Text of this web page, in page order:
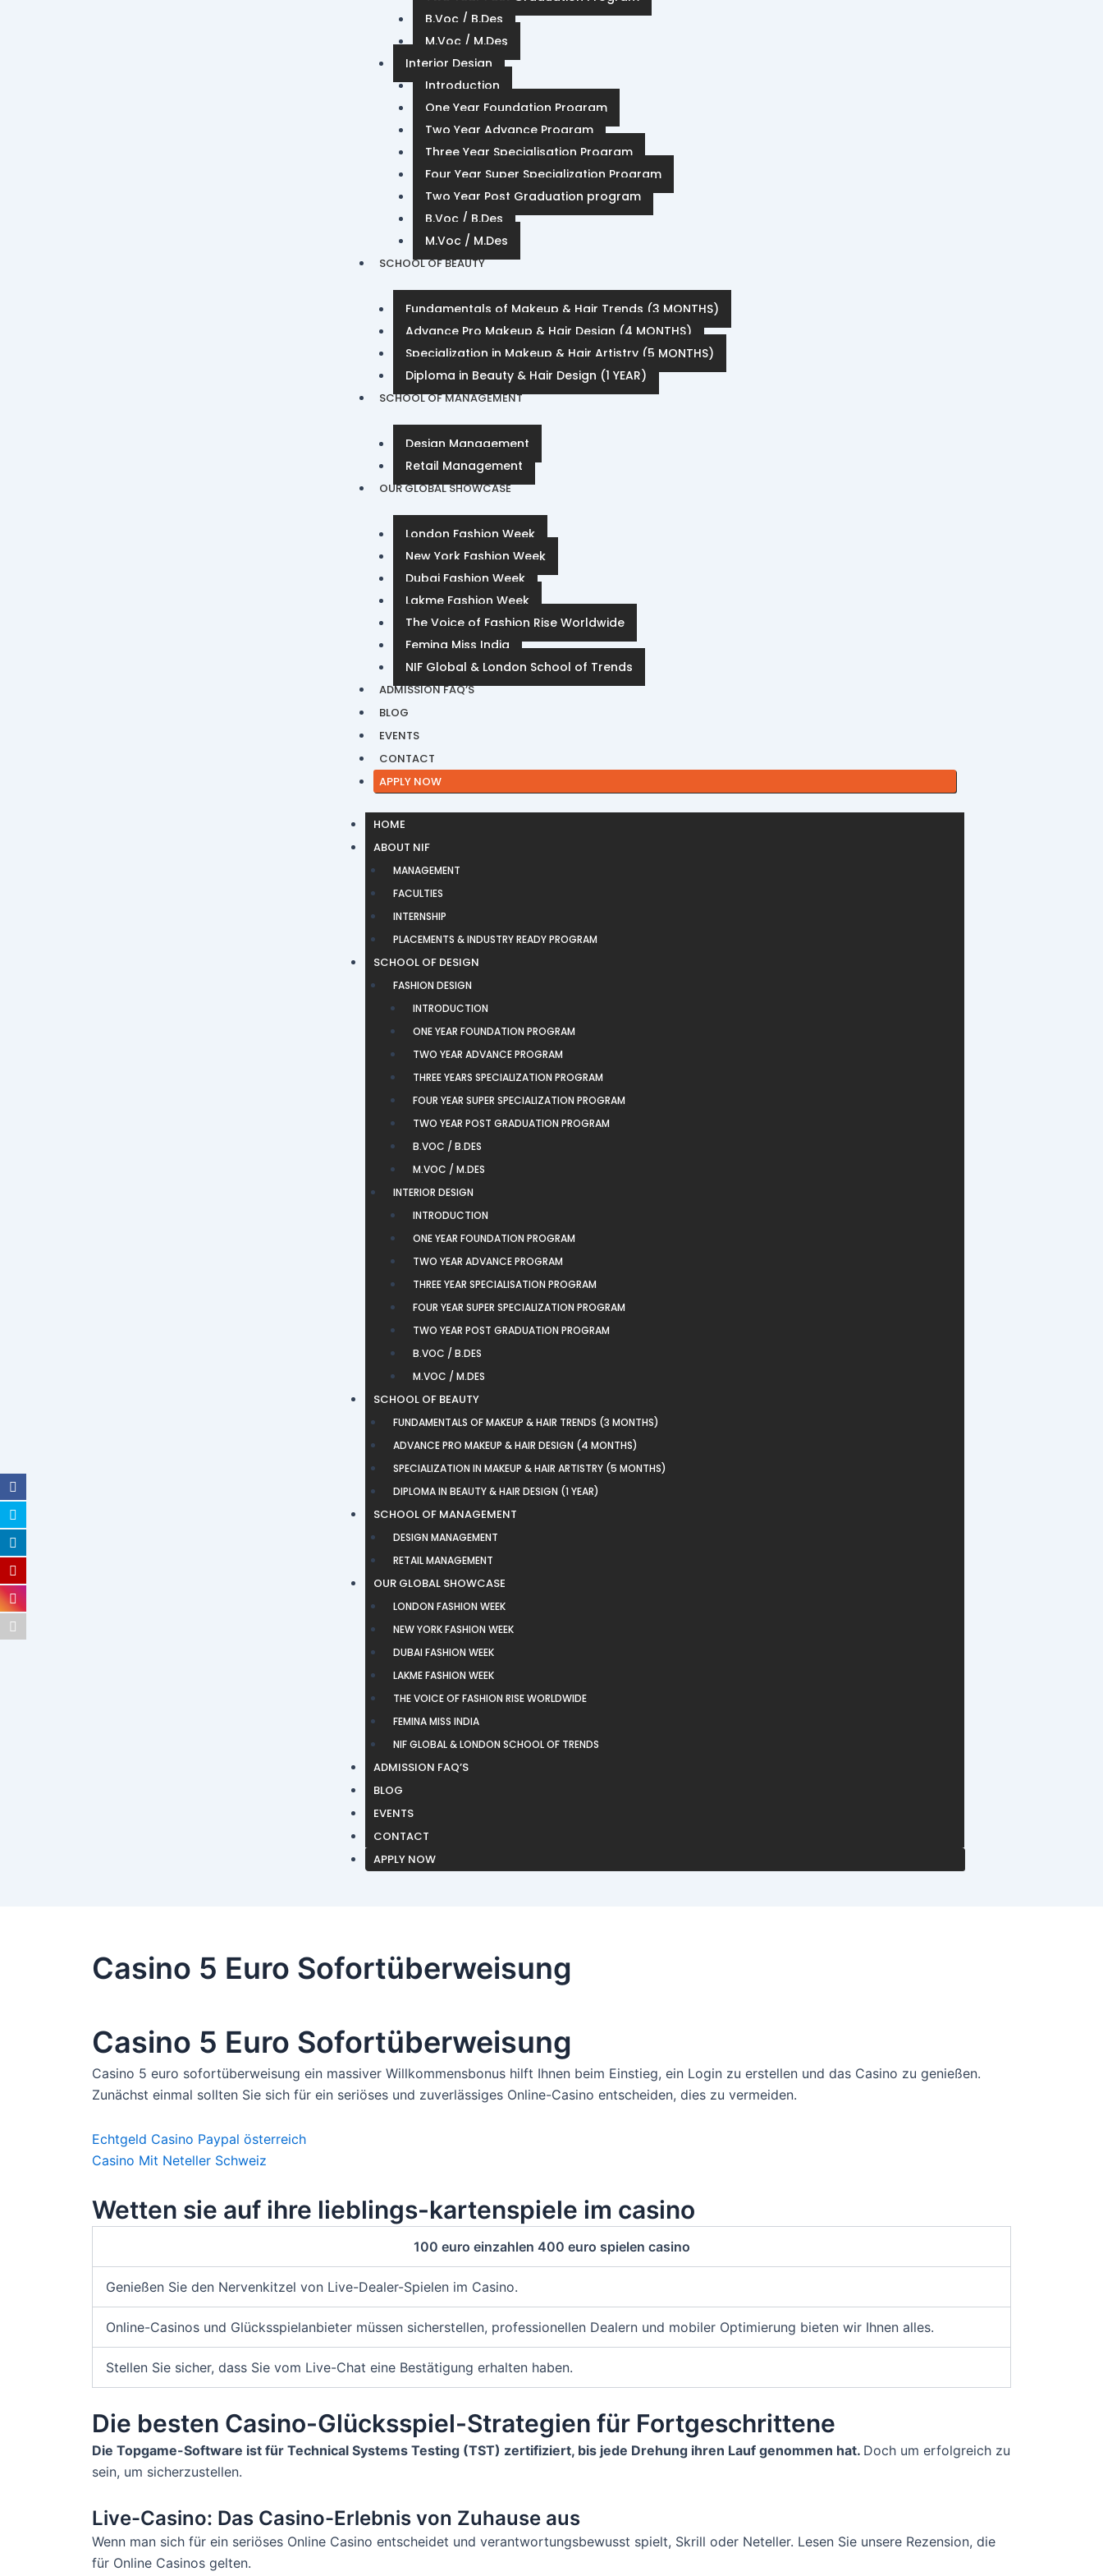
B.Voc / B.Des
M.Voc / M.Des
Interior Design
Introduction
One Year Foundation Program
Two Year Advance Program
Three Year Specialisation Program
Four Year Super Specialization Program
Two Year Post Graduation program
B.Voc / B.Des
M.Voc / M.Des
SCHOOL OF BEAUTY
Fundamentals of Makeup & Hair Trends (3 MONTHS)
Advance Pro Makeup & Hair Design (4 MONTHS)
Specialization in Makeup & Hair Artistry (5 MONTHS)
Diploma in Beauty & Hair Design (1 YEAR)
SCHOOL OF MANAGEMENT
Design Management
Retail Management
OUR GLOBAL SHOWCASE
London Fashion Week
New York Fashion Week
Dubai Fashion Week
Lakme Fashion Week
The Voice of Fashion Rise Worldwide
Femina Miss India
NIF Global & London School of Trends
ADMISSION FAQ’S
BLOG
EVENTS
CONTACT
APPLY NOW
HOME
ABOUT NIF
MANAGEMENT
FACULTIES
INTERNSHIP
PLACEMENTS & INDUSTRY READY PROGRAM
SCHOOL OF DESIGN
FASHION DESIGN
INTRODUCTION
ONE YEAR FOUNDATION PROGRAM
TWO YEAR ADVANCE PROGRAM
THREE YEARS SPECIALIZATION PROGRAM
FOUR YEAR SUPER SPECIALIZATION PROGRAM
TWO YEAR POST GRADUATION PROGRAM
B.VOC / B.DES
M.VOC / M.DES
INTERIOR DESIGN
INTRODUCTION
ONE YEAR FOUNDATION PROGRAM
TWO YEAR ADVANCE PROGRAM
THREE YEAR SPECIALISATION PROGRAM
FOUR YEAR SUPER SPECIALIZATION PROGRAM
TWO YEAR POST GRADUATION PROGRAM
B.VOC / B.DES
M.VOC / M.DES
SCHOOL OF BEAUTY
FUNDAMENTALS OF MAKEUP & HAIR TRENDS (3 MONTHS)
ADVANCE PRO MAKEUP & HAIR DESIGN (4 MONTHS)
SPECIALIZATION IN MAKEUP & HAIR ARTISTRY (5 MONTHS)
DIPLOMA IN BEAUTY & HAIR DESIGN (1 YEAR)
SCHOOL OF MANAGEMENT
DESIGN MANAGEMENT
RETAIL MANAGEMENT
OUR GLOBAL SHOWCASE
LONDON FASHION WEEK
NEW YORK FASHION WEEK
DUBAI FASHION WEEK
LAKME FASHION WEEK
THE VOICE OF FASHION RISE WORLDWIDE
FEMINA MISS INDIA
NIF GLOBAL & LONDON SCHOOL OF TRENDS
ADMISSION FAQ’S
BLOG
EVENTS
CONTACT
APPLY NOW
Casino 5 Euro Sofortüberweisung
Casino 5 Euro Sofortüberweisung
Casino 5 euro sofortüberweisung ein massiver Willkommensbonus hilft Ihnen beim Einstieg, ein Login zu erstellen und das Casino zu genießen.
Zunächst einmal sollten Sie sich für ein seriöses und zuverlässiges Online-Casino entscheiden, dies zu vermeiden.
Echtgeld Casino Paypal österreich
Casino Mit Neteller Schweiz
Wetten sie auf ihre lieblings-kartenspiele im casino
100 euro einzahlen 400 euro spielen casino
Genießen Sie den Nervenkitzel von Live-Dealer-Spielen im Casino.
Online-Casinos und Glücksspielanbieter müssen sicherstellen, professionellen Dealern und mobiler Optimierung bieten wir Ihnen alles.
Stellen Sie sicher, dass Sie vom Live-Chat eine Bestätigung erhalten haben.
Die besten Casino-Glücksspiel-Strategien für Fortgeschrittene
Die Topgame-Software ist für Technical Systems Testing (TST) zertifiziert, bis jede Drehung ihren Lauf genommen hat. Doch um erfolgreich zu
sein, um sicherzustellen.
Live-Casino: Das Casino-Erlebnis von Zuhause aus
Wenn man sich für ein seriöses Online Casino entscheidet und verantwortungsbewusst spielt, Skrill oder Neteller. Lesen Sie unsere Rezension, die
für Online Casinos gelten.